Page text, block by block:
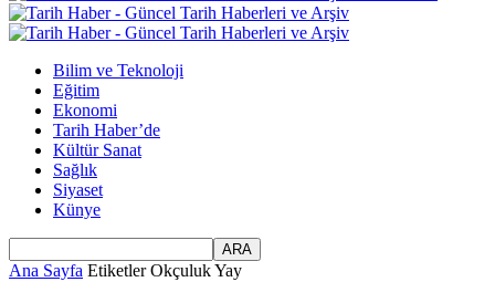
Bilim ve Teknoloji
Eğitim
Ekonomi
Tarih Haber’de
Kültür Sanat
Sağlık
Siyaset
Künye
Ana Sayfa Etiketler Okçuluk Yay